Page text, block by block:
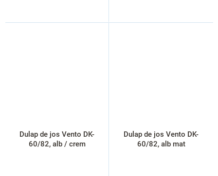
Dulap de jos Vento DK-
60/82, alb / crem
Dulap de jos Vento DK-
60/82, alb mat